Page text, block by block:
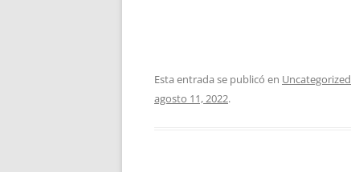
Esta entrada se publicó en Uncategorized
agosto 11, 2022.